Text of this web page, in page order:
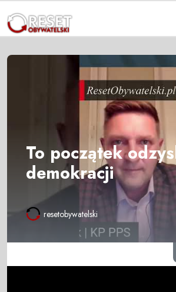
To początek
demokracji
resetobywatelski